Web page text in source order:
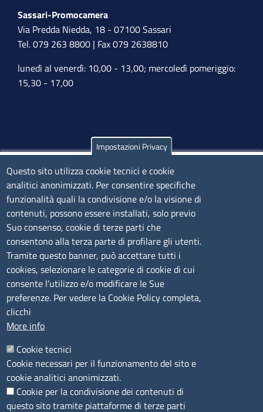
Sassari-Promocamera
Via Predda Niedda, 18 - 07100 Sassari
Tel. 079 263 8800 | Fax 079 2638810
lunedì al venerdì: 10,00 - 13,00; mercoledì pomeriggio:
15,30 - 17,00
Olbia
Via Nanni 43 - 07026 Olbia
Tel. 0789 66122 | 0789 69580
mail:ufficio.olbia@ss.camcom.it
lunedì al venerdì: 9,00 - 12,00; lunedì pomeriggio: 16,00
- 17,00
CONTATTI
Camera di Commercio, Industria, Artigianato e
Agricoltura di Sassari
P.IVA01047570906
Codice Fiscale 80000930901
Codice Univoco per le fatture elettroniche
Impostazioni Privacy
Questo sito utilizza cookie tecnici e cookie
analitici anonimizzati. Per consentire specifiche
funzionalità quali la condivisione e/o la visione di
contenuti, possono essere installati, solo previo
Suo consenso, cookie di terze parti che
consentono alla terza parte di profilare gli utenti.
Tramite questo banner, può accettare tutti i
cookies, selezionare le categorie di cookie di cui
consente l’utilizzo e/o modificare le Sue
preferenze. Per vedere la Cookie Policy completa,
clicchi
More info
Cookie tecnici
Cookie necessari per il funzionamento del sito e
cookie analitici anonimizzati.
Cookie per la condivisione dei contenuti di
questo sito tramite piattaforme di terze parti